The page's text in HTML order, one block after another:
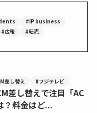
#IP business
#広報 #転売
差し替え #フジテレビ
差し替えで注目「AC
？料金はど...